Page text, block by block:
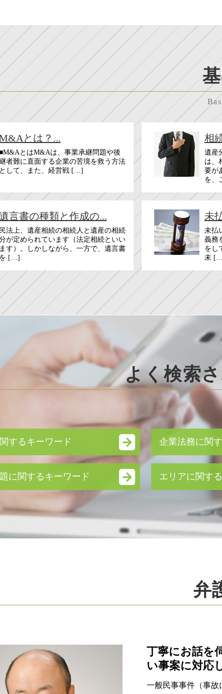
とは？...
とはM&Aは、事業承継問題や後
者難に直面する企業の苦境を救う方法
として、また、経営戦 […]
相
遺産
は、
要が
を、
言書の種類と作成の...
民法上、遺産相続の相続人と遺産の相続
が定められています（法定相続といい
ます）。しかしながら、一方で、遺言書
を […]
未
未払
義務
をし
未
よく検索
するキーワード
権 手続き
謝料
停 流れ
不一致 離婚 慰謝料
ド 離婚
婚
企業法務に関
業務 提携 契約
事業譲渡 契約
株式 譲渡
議決権 制限 株
m&a メリット
m&a とは
民事調停 デメ
民事 再生
適格 株式交換
に関するキーワード
雇 裁判
題
題 弁護士 東京
雇 慰謝料 相場
約書 残業代 記載なし
題 弁護士 費用
時効
エリアに関す
東京都 慰謝料
埼玉県 不当解
神奈川県 顧
神奈川県 不貞
埼玉県 離婚
中央区 不貞行
中央区 顧問弁
港区 親権 弁護
埼玉県 不貞行
千葉県 相続放
東京都 顧問弁
弁
丁寧にお話を
い事案に対応
一般民事事件（事故